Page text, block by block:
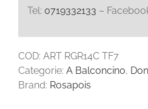
Tel: 0719332133 –
COD: ART RGR14C TF7
Categorie: A Balconcino,
Brand: Rosapois